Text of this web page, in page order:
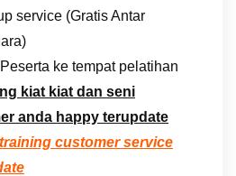
service (Gratis Antar
ke tempat pelatihan
kiat kiat dan seni
anda happy terupdate
training customer service